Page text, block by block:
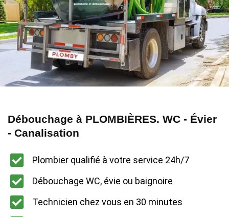
Débouchage à PLOMBIÈRES. WC - Évier
- Canalisation
Plombier qualifié à votre service 24h/7
Débouchage WC, évie ou baignoire
Technicien chez vous en 30 minutes